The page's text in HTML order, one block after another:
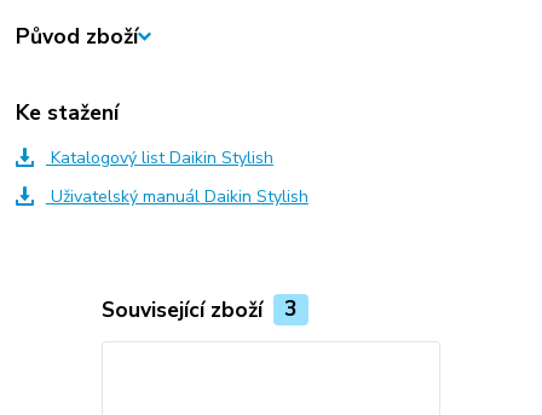
Původ zboží
Ke stažení
Katalogový list Daikin Stylish
Uživatelský manuál Daikin Stylish
Související zboží 3